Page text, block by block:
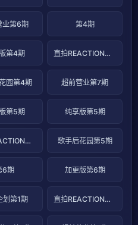
业第6期 第4期
第4期 直拍REACTION第7期
园第4期 超前营业第7期
第5期 纯享版第5期
直拍REACTION第10期 歌手后花园第5期
6期 加更版第6期
划第1期 直拍REACTION第11期